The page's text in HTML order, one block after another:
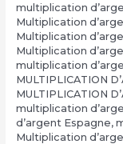
multiplication
Multiplication
Multiplication
Multiplication
multiplication
MULTIPLICATION
MULTIPLICATION
multiplication
d’argent Espagne,
Multiplication